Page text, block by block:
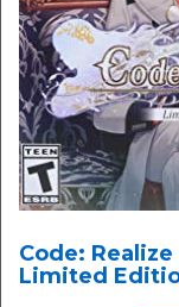
Code:
Limited